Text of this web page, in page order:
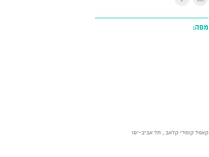
מפה:
קאמל קומדי קלאב , תל אביב-יפו